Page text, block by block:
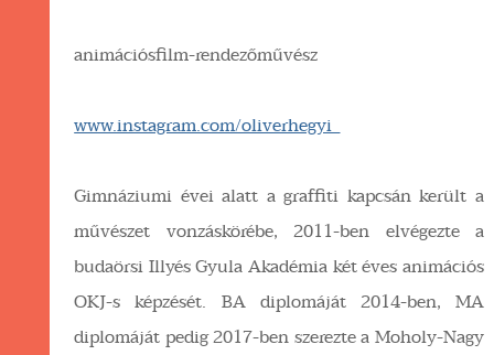
animációsfilm-rendezőművész
www.instagram.com/oliverhegyi_
Gimnáziumi évei alatt a graffiti kapcsán került a
művészet vonzáskörébe, 2011-ben elvégezte a
budaörsi Illyés Gyula Akadémia két éves animációs
OKJ-s képzését. BA diplomáját 2014-ben, MA
diplomáját pedig 2017-ben szerezte a Moholy-Nagy